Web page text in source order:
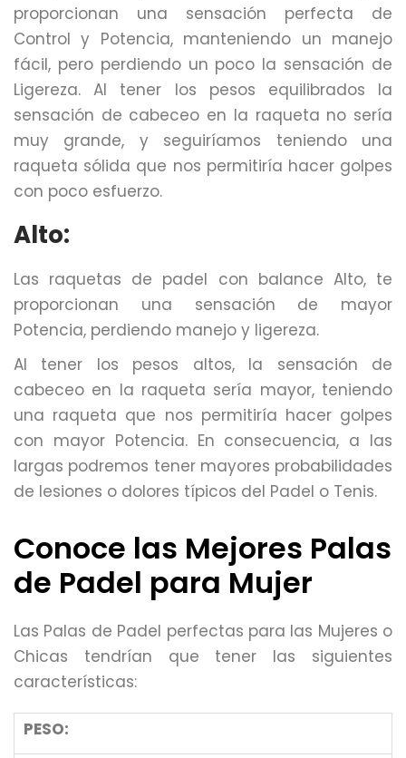
proporcionan una sensación perfecta de
Control y Potencia, manteniendo un manejo
fácil, pero perdiendo un poco la sensación de
Ligereza. Al tener los pesos equilibrados la
sensación de cabeceo en la raqueta no sería
muy grande, y seguiríamos teniendo una
raqueta sólida que nos permitiría hacer golpes
con poco esfuerzo.
Alto:
Las raquetas de padel con balance Alto, te
proporcionan una sensación de mayor
Potencia, perdiendo manejo y ligereza.
Al tener los pesos altos, la sensación de
cabeceo en la raqueta sería mayor, teniendo
una raqueta que nos permitiría hacer golpes
con mayor Potencia. En consecuencia, a las
largas podremos tener mayores probabilidades
de lesiones o dolores típicos del Padel o Tenis.
Conoce las Mejores Palas
de Padel para Mujer
Las Palas de Padel perfectas para las Mujeres o
Chicas tendrían que tener las siguientes
características:
PESO: